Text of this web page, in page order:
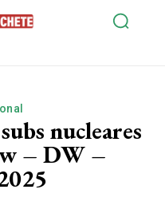
nucleares
– DW –